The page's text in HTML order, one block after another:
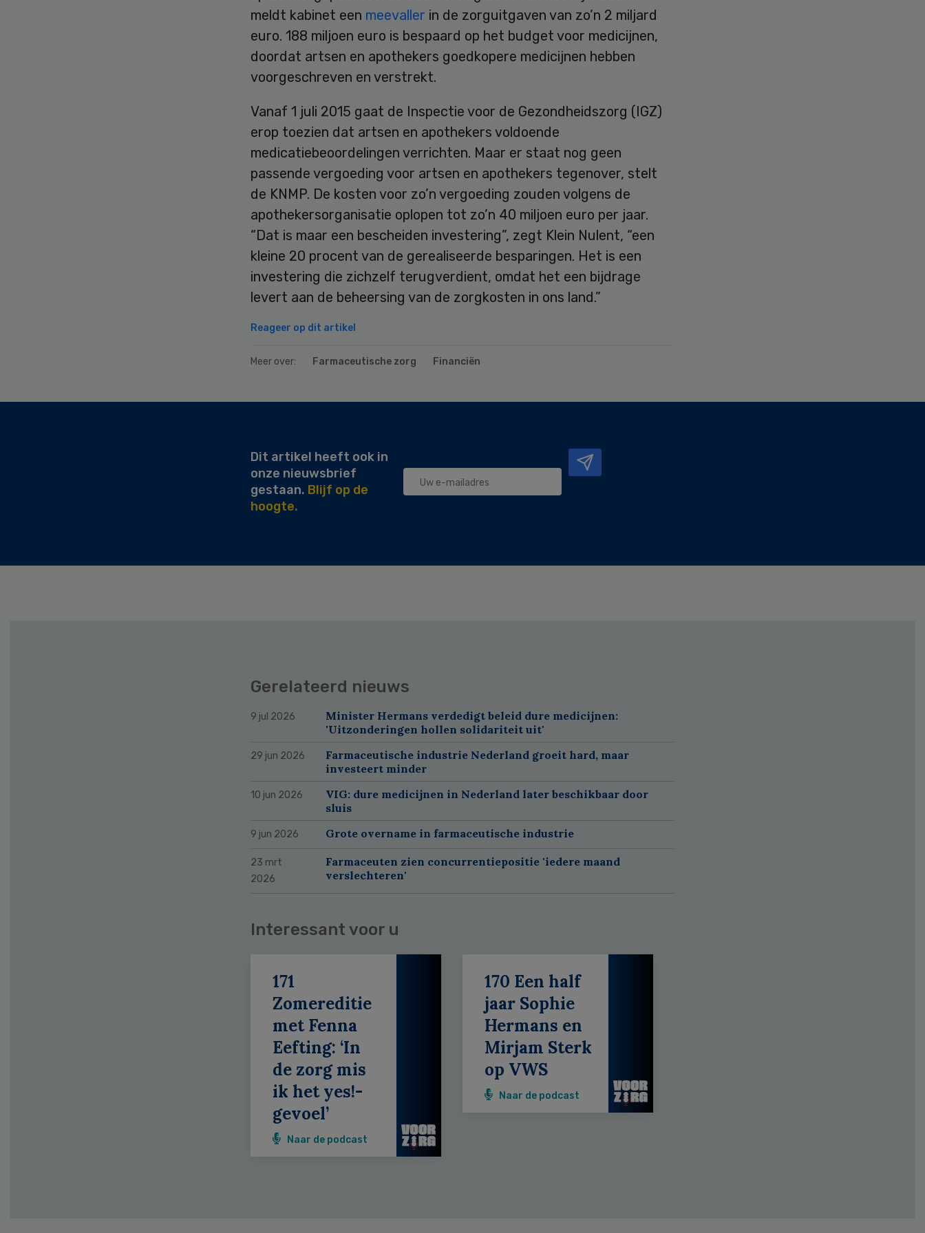
meldt kabinet een meevaller in de zorguitgaven van zo’n 2 miljard
euro. 188 miljoen euro is bespaard op het budget voor medicijnen,
doordat artsen en apothekers goedkopere medicijnen hebben
voorgeschreven en verstrekt.
Vanaf 1 juli 2015 gaat de Inspectie voor de Gezondheidszorg (IGZ)
erop toezien dat artsen en apothekers voldoende
medicatiebeoordelingen verrichten. Maar er staat nog geen
passende vergoeding voor artsen en apothekers tegenover, stelt
de KNMP. De kosten voor zo’n vergoeding zouden volgens de
apothekersorganisatie oplopen tot zo’n 40 miljoen euro per jaar.
“Dat is maar een bescheiden investering”, zegt Klein Nulent, “een
kleine 20 procent van de gerealiseerde besparingen. Het is een
investering die zichzelf terugverdient, omdat het een bijdrage
levert aan de beheersing van de zorgkosten in ons land.”
Reageer op dit artikel
Meer over: Farmaceutische zorg Financiën
Dit artikel heeft ook in
onze nieuwsbrief
gestaan. Blijf op de
hoogte.
Gerelateerd nieuws
9 jul 2026
Minister Hermans verdedigt beleid dure medicijnen:
'Uitzonderingen hollen solidariteit uit'
29 jun 2026
Farmaceutische industrie Nederland groeit hard, maar
investeert minder
10 jun 2026
VIG: dure medicijnen in Nederland later beschikbaar door
sluis
9 jun 2026 Grote overname in farmaceutische industrie
23 mrt
2026
Farmaceuten zien concurrentiepositie 'iedere maand
verslechteren'
Interessant voor u
171
Zomereditie
met Fenna
Eefting: ‘In
de zorg mis
ik het yes!-
gevoel’
Naar de podcast
170 Een half
jaar Sophie
Hermans en
Mirjam Sterk
op VWS
Naar de podcast